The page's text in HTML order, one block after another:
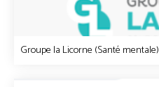
Groupe la Licorne (Santé mentale)